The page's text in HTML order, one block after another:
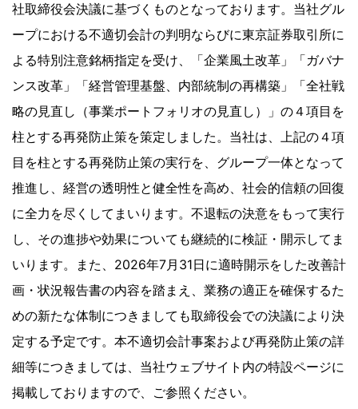
社取締役会決議に基づくものとなっております。当社グル
ープにおける不適切会計の判明ならびに東京証券取引所に
よる特別注意銘柄指定を受け、「企業風土改革」「ガバナ
ンス改革」「経営管理基盤、内部統制の再構築」「全社戦
略の見直し（事業ポートフォリオの見直し）」の４項目を
柱とする再発防止策を策定しました。当社は、上記の４項
目を柱とする再発防止策の実行を、グループ一体となって
推進し、経営の透明性と健全性を高め、社会的信頼の回復
に全力を尽くしてまいります。不退転の決意をもって実行
し、その進捗や効果についても継続的に検証・開示してま
いります。また、2026年7月31日に適時開示をした改善計
画・状況報告書の内容を踏まえ、業務の適正を確保するた
めの新たな体制につきましても取締役会での決議により決
定する予定です。本不適切会計事案および再発防止策の詳
細等につきましては、当社ウェブサイト内の特設ページに
掲載しておりますので、ご参照ください。